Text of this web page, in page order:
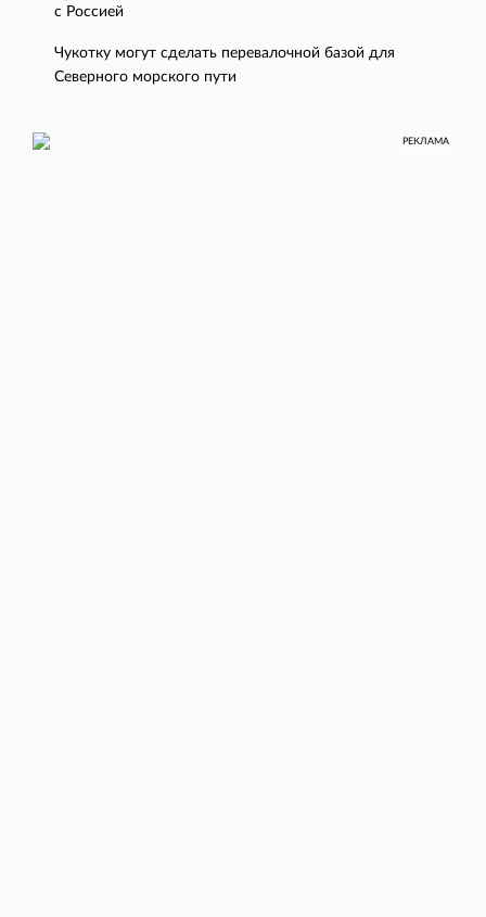
с Россией
Чукотку могут сделать перевалочной базой для
Северного морского пути
РЕКЛАМА